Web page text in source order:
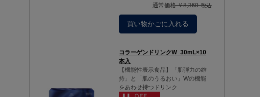
通常価格 ￥8,360
買い物かごに入れる
コラーゲンドリンクW_30mL×10
本入
【機能性表示食品】「肌弾力の維
持」と「肌のうるおい」Wの機能
をあわせ持つドリンク